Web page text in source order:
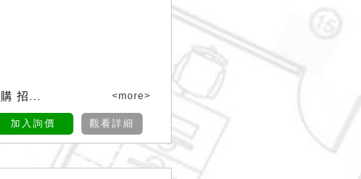
招... <more>
觀看詳細
加入詢價